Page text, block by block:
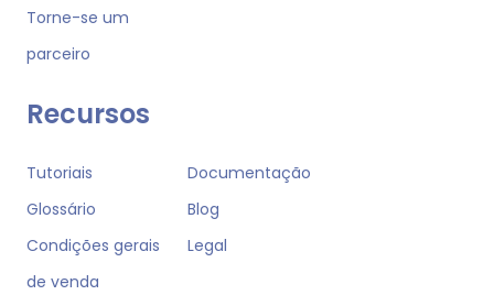
Torne-se um
parceiro
Recursos
Tutoriais
Documentação
Glossário
Blog
Condições gerais
de venda
Legal